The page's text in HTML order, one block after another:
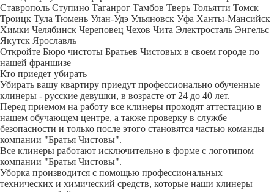
Ставрополь Ступино Таганрог Тамбов Тверь Тольятти Томск
Троицк Тула Тюмень Улан-Удэ Ульяновск Уфа Ханты-Мансийск
Химки Челябинск Череповец Чехов Чита Электросталь Энгельс
Якутск Ярославль
Откройте Бюро чистоты Братьев Чистовых в своем городе по
нашей франшизе
Кто приедет убирать
Убирать вашу квартиру приедут профессионально обученные
клинеры - русские девушки, в возрасте от 24 до 40 лет.
Перед приемом на работу все клинеры проходят аттестацию в
нашем обучающем центре, а также проверку в службе
безопасности и только после этого становятся частью команды
компании "Братья Чистовы".
Все клинеры работают исключительно в форме с логотипом
компании "Братья Чистовы".
Уборка производится с помощью профессиональных
технических и химический средств, которые наши клинеры